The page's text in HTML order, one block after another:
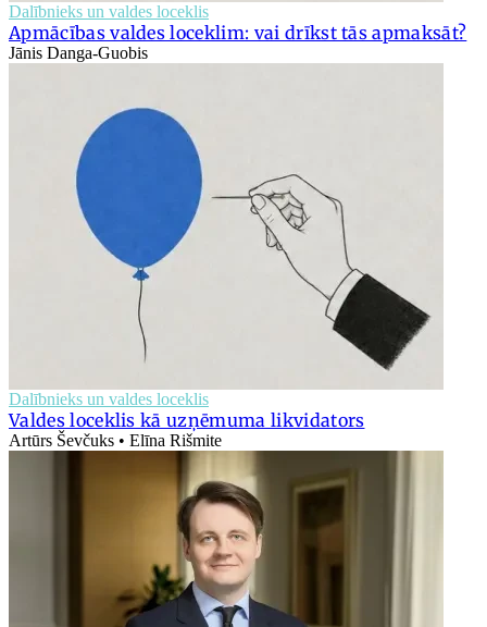
Dalībnieks un valdes loceklis
Apmācības valdes loceklim: vai drīkst tās apmaksāt?
Jānis Danga-Guobis
Dalībnieks un valdes loceklis
Valdes loceklis kā uzņēmuma likvidators
Artūrs Ševčuks • Elīna Rišmite